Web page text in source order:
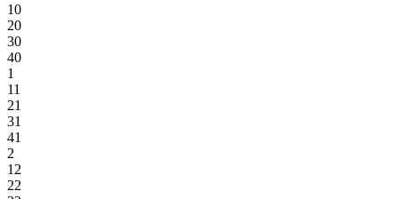
10
20
30
40
1
11
21
31
41
2
12
22